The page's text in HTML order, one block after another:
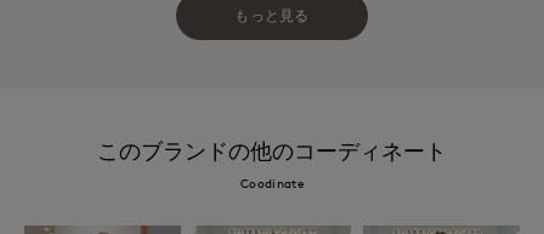
もっと見る
このブランドの他のコーディネート
Coodinate